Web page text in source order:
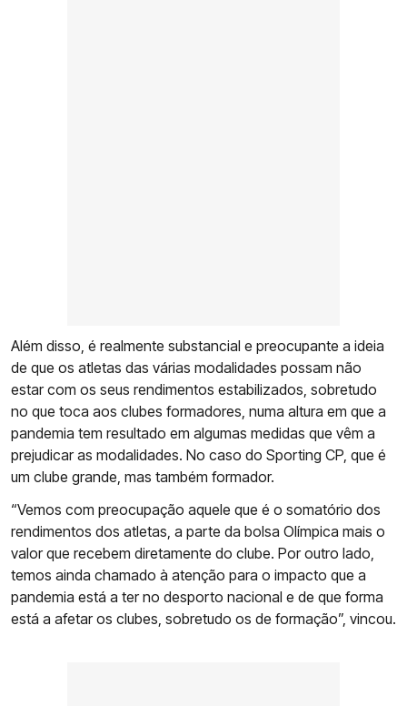
Além disso, é realmente substancial e preocupante a ideia
de que os atletas das várias modalidades possam não
estar com os seus rendimentos estabilizados, sobretudo
no que toca aos clubes formadores, numa altura em que a
pandemia tem resultado em algumas medidas que vêm a
prejudicar as modalidades. No caso do Sporting CP, que é
um clube grande, mas também formador.
“Vemos com preocupação aquele que é o somatório dos
rendimentos dos atletas, a parte da bolsa Olímpica mais o
valor que recebem diretamente do clube. Por outro lado,
temos ainda chamado à atenção para o impacto que a
pandemia está a ter no desporto nacional e de que forma
está a afetar os clubes, sobretudo os de formação”, vincou.